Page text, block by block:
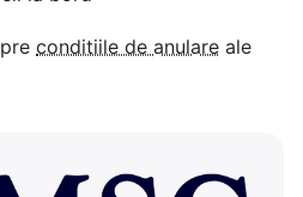
conditiile de anulare ale